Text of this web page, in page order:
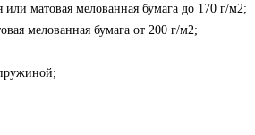
или матовая мелованная бумага до 170 г/м2;
мелованная бумага от 200 г/м2;